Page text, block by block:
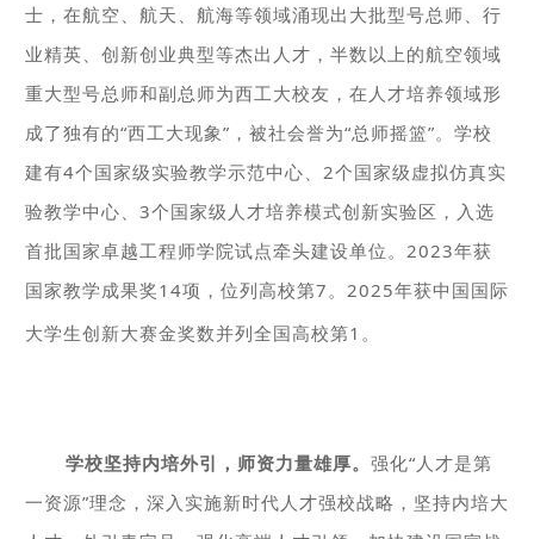
士，在航空、航天、航海等领域涌现出大批型号总师、行
业精英、创新创业典型等杰出人才，半数以上的航空领域
重大型号总师和副总师为西工大校友，在人才培养领域形
成了独有的“西工大现象”，被社会誉为“总师摇篮”。学校
建有4个国家级实验教学示范中心、2个国家级虚拟仿真实
验教学中心、3个国家级人才培养模式创新实验区，入选
首批国家卓越工程师学院试点牵头建设单位。2023年获
国家教学成果奖14项，位列高校第7。2025年获中国国际
大学生创新大赛金奖数并列全国高校第1。
学校坚持内培外引，师资力量雄厚。 强化“人才是第
一资源”理念，深入实施新时代人才强校战略，坚持内培大